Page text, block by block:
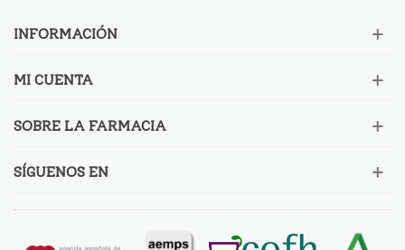
INFORMACIÓN
MI CUENTA
SOBRE LA FARMACIA
SÍGUENOS EN